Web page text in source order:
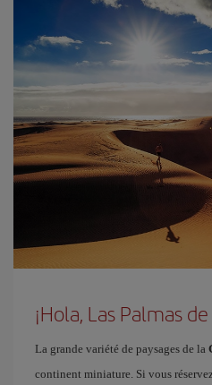
¡Hola, Las Palmas
La grande variété de paysages de la
continent miniature. Si vous